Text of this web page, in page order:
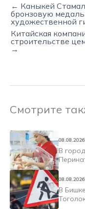
← Каныкей
бронзовую
художественной
Китайская
строительстве
→
Смотрите
В
В